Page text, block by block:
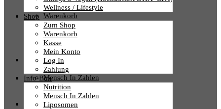
Wellness / Lifestyle
Shop
Zum Shop
Warenkorb
Kasse
Mein Konto
Log In
Zahlung
Info-Box
Nutrition
Mensch In Zahlen
Liposomen
Zum Shop
Warenkorb
Kasse
Mein Konto
Log In
Zahlung
Info-Box
Nutrition
Mensch In Zahlen
Liposomen
Über Uns
Versandarten